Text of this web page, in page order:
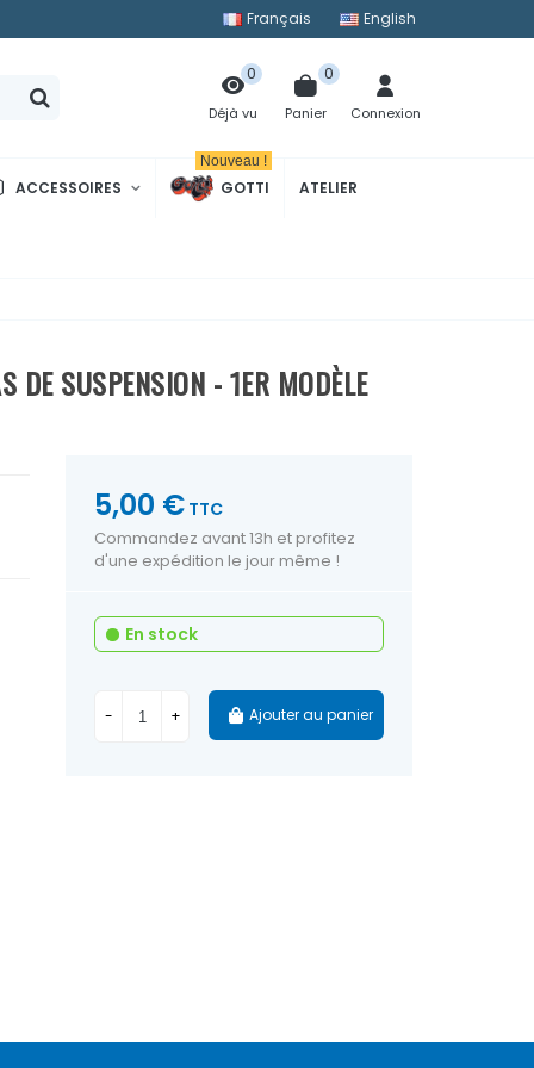
Français English
Déjà vu
0
Panier
0
Connexion
ACCESSOIRES GOTTI
Nouveau !
ATELIER
DE SUSPENSION - 1ER MODÈLE
5,00 € TTC
Commandez avant 13h et profitez
d'une expédition le jour même !
En stock
- + Ajouter au panier